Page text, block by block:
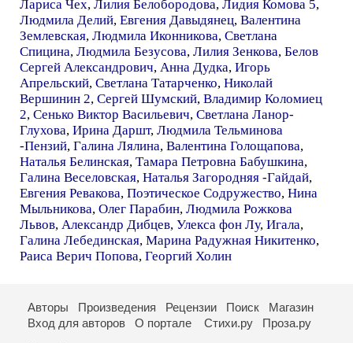
Лариса Чех, Лилия Белобородова, Лидия Комова 5,
Людмила Делий, Евгения Давыдянец, Валентина
Землевская, Людмила Иконникова, Светлана
Спицина, Людмила Безусова, Лилия Зенкова, Белов
Сергей Александрович, Анна Дудка, Игорь
Апрельский, Светлана Татарченко, Николай
Вершинин 2, Сергей Шумский, Владимир Коломиец
2, Сенько Виктор Васильевич, Светлана Ланор-
Глухова, Ирина Даршт, Людмила Тельминова
-Пензий, Галина Лялина, Валентина Голощапова,
Наталья Белинская, Тамара Петровна Бабушкина,
Галина Веселовская, Наталья Загородняя -Гайдай,
Евгения Ревакова, Поэтическое Содружество, Нина
Мыльникова, Олег Парабин, Людмила Рожкова
Львов, Александр Дибцев, Улекса фон Лу, Игала,
Галина Лебединская, Марина Радужная Никитенко,
Раиса Верич Попова, Георгий Холин
Авторы Произведения Рецензии Поиск
Магазин
Вход для авторов
О портале Стихи.ру Проза.ру